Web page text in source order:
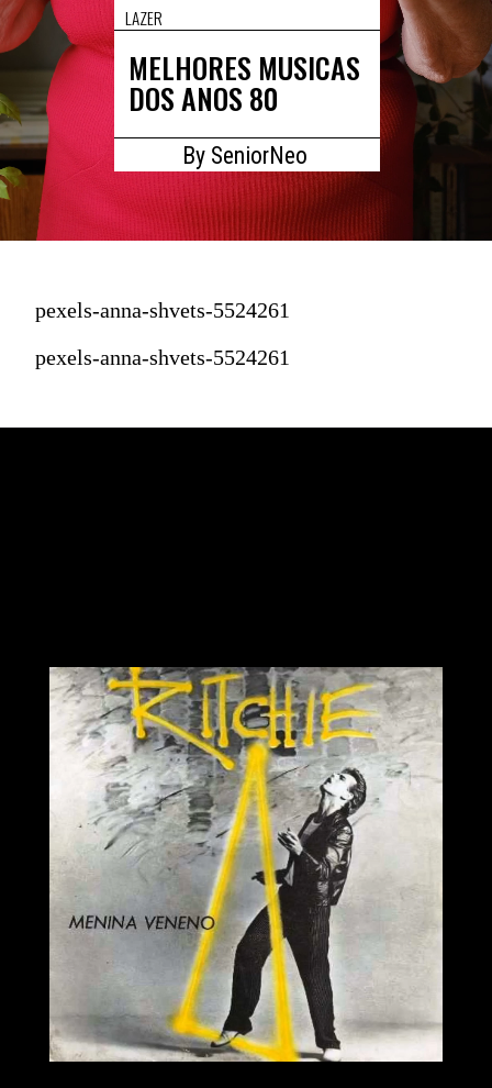
LAZER
MELHORES MUSICAS
DOS ANOS 80
By SeniorNeo
pexels-anna-shvets-5524261
pexels-anna-shvets-5524261